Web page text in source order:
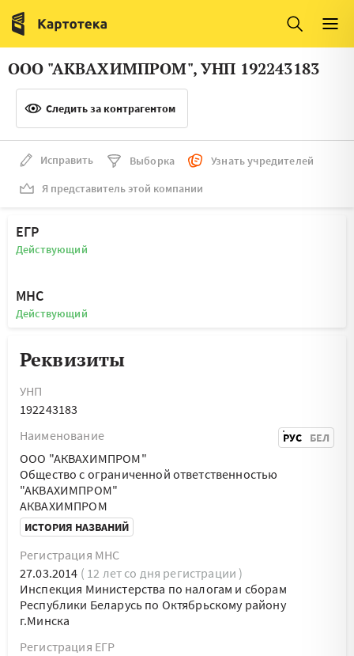
Италия
Люксембург
Литва
Нидерланды
ООО "АКВАХИМПРОМ", УНП 192243183
Следить за контрагентом
Исправить Выборка
Узнать учредителей
Я представитель этой компании
ЕГР
Действующий
МНС
Действующий
Реквизиты
УНП
192243183
Наименование
РУС БЕЛ
ООО "АКВАХИМПРОМ"
Общество с ограниченной ответственностью
"АКВАХИМПРОМ"
АКВАХИМПРОМ
ИСТОРИЯ НАЗВАНИЙ
Регистрация МНС
27.03.2014 ( 12 лет со дня регистрации )
Инспекция Министерства по налогам и сборам
Республики Беларусь по Октябрьскому району
г.Минска
Регистрация ЕГР